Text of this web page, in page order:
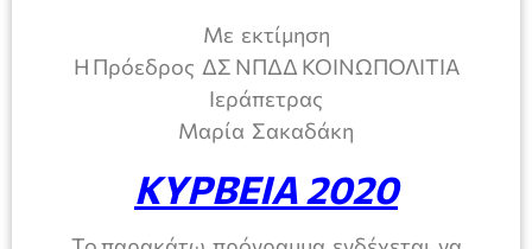
Με εκτίμηση
Η Πρόεδρος ΔΣ ΝΠΔΔ ΚΟΙΝΩΠΟΛΙΤΙΑ
Ιεράπετρας
Μαρία Σακαδάκη
ΚΥΡΒΕΙΑ 2020